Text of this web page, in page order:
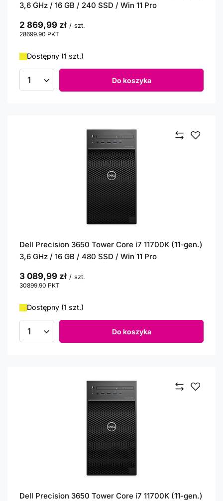
3,6 GHz / 16 GB / 240 SSD / Win 11 Pro
2 869,99 zł / szt.
28699.90 PKT
Dostępny (1 szt.)
Ilość produktów Do koszyka
Dell Precision 3650 Tower Core i7 11700K (11-gen.)
3,6 GHz / 16 GB / 480 SSD / Win 11 Pro
3 089,99 zł / szt.
30899.90 PKT
Dostępny (1 szt.)
Ilość produktów Do koszyka
Dell Precision 3650 Tower Core i7 11700K (11-gen.)